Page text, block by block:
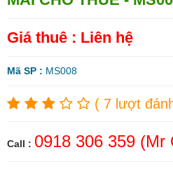
Giá thuê : Liên hệ
Mã SP : MS008
( 7 lượt
Call : 0918 306 359 (Mr